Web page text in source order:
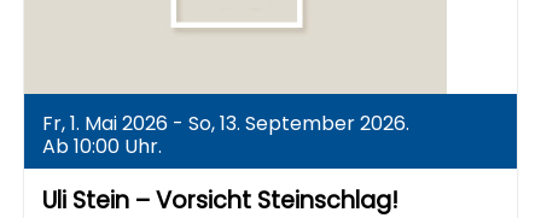
Fr, 1. Mai 2026 - So, 13. September 2026.
Ab 10:00 Uhr.
Uli Stein – Vorsicht Steinschlag!